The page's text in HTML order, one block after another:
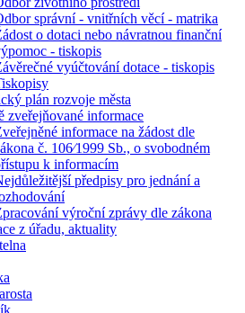
správní - vnitřních věcí - matrika
o dotaci nebo návratnou finanční
- tiskopis
vyúčtování dotace - tiskopis
plán rozvoje města
zveřejňované informace
informace na žádost dle
č. 106⁄1999 Sb., o svobodném
k informacím
předpisy pro jednání a
výroční zprávy dle zákona
z úřadu, aktuality